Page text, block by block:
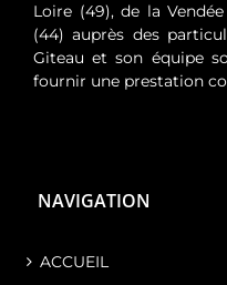
Loire (49), de la
(44) auprès des
Giteau et son équipe
fournir une prestation
NAVIGATION
ACCUEIL